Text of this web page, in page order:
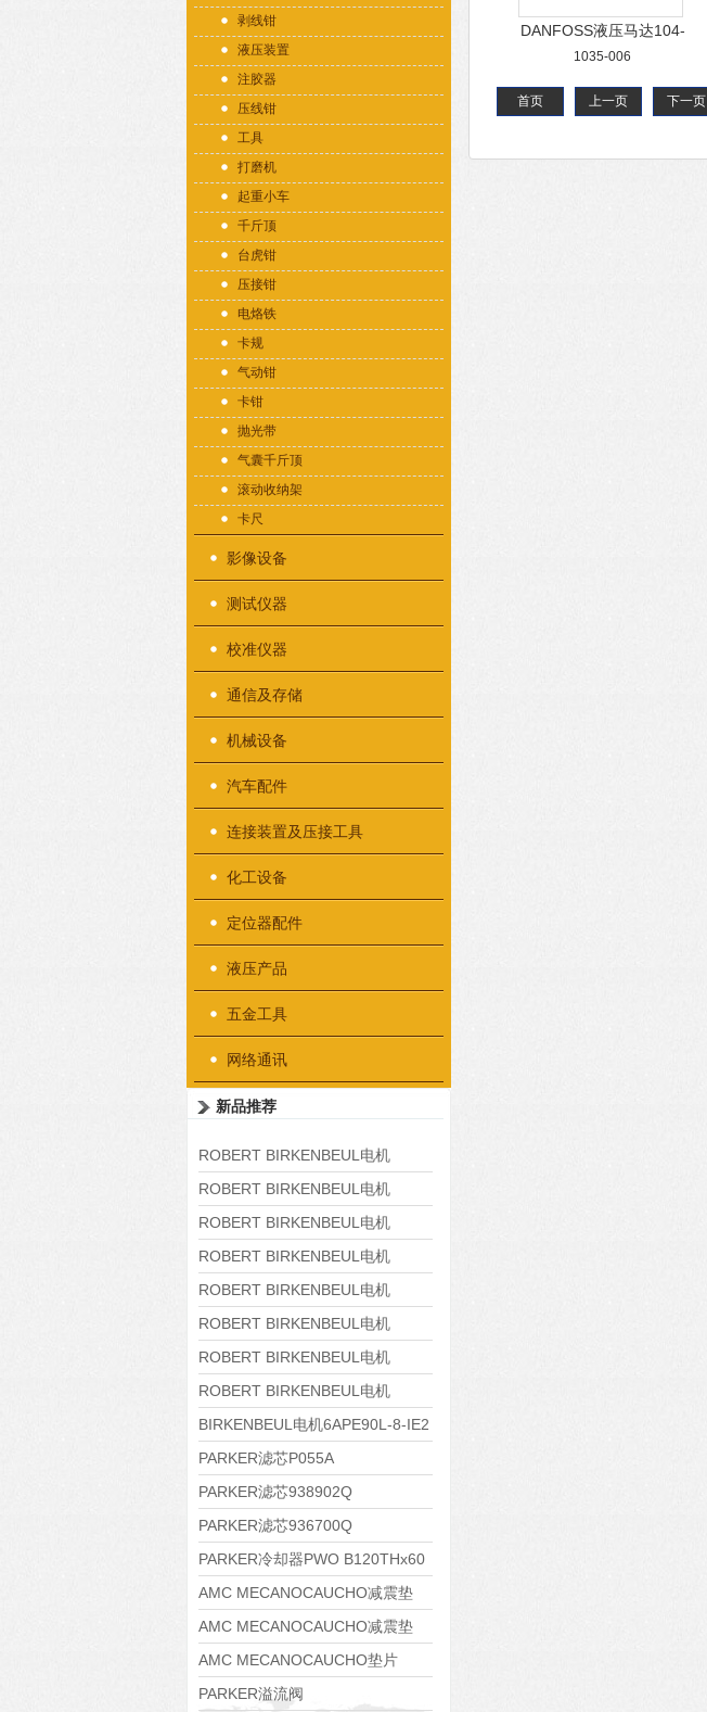
剥线钳
液压装置
注胶器
压线钳
工具
打磨机
起重小车
千斤顶
台虎钳
压接钳
电烙铁
卡规
气动钳
卡钳
抛光带
气囊千斤顶
滚动收纳架
卡尺
影像设备
测试仪器
校准仪器
通信及存储
机械设备
汽车配件
连接装置及压接工具
化工设备
定位器配件
液压产品
五金工具
网络通讯
新品推荐
ROBERT BIRKENBEUL电机
8APE225M-4-IE3
ROBERT BIRKENBEUL电机
8APE180L-4 IE3
ROBERT BIRKENBEUL电机
8APE160M-6 IE3
ROBERT BIRKENBEUL电机
8APE160L-4-IE3
ROBERT BIRKENBEUL电机
8APE112M-6K-IE3
ROBERT BIRKENBEUL电机
8APE100L-2 IE3
ROBERT BIRKENBEUL电机
8APE90S-4 IE3
ROBERT BIRKENBEUL电机
8APE80M-2K-IE3
BIRKENBEUL电机6APE90L-8-IE2
PARKER滤芯P055A
PARKER滤芯938902Q
PARKER滤芯936700Q
PARKER冷却器PWO B120THx60
AMC MECANOCAUCHO减震垫
138552
AMC MECANOCAUCHO减震垫
138551
AMC MECANOCAUCHO垫片
608074
PARKER溢流阀
DANFOSS液压马达104-
1035-006
首页 上一页 下一页